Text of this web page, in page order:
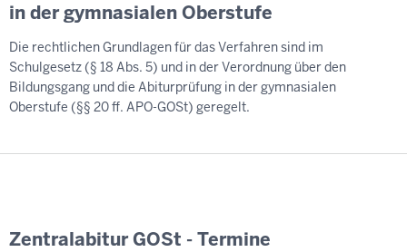
in der gymnasialen Oberstufe
Die rechtlichen Grundlagen für das Verfahren sind im
Schulgesetz (§ 18 Abs. 5) und in der Verordnung über den
Bildungsgang und die Abiturprüfung in der gymnasialen
Oberstufe (§§ 20 ff. APO-GOSt) geregelt.
Zentralabitur GOSt - Termine